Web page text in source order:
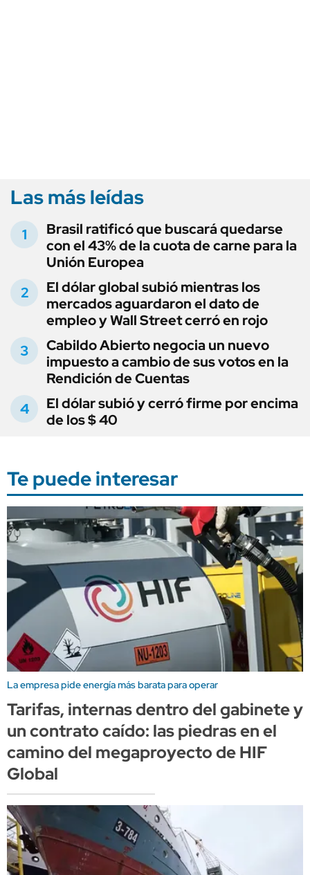
Las más leídas
Brasil ratificó que buscará quedarse
con el 43% de la cuota de carne para la
Unión Europea
El dólar global subió mientras los
mercados aguardaron el dato de
empleo y Wall Street cerró en rojo
Cabildo Abierto negocia un nuevo
impuesto a cambio de sus votos en la
Rendición de Cuentas
El dólar subió y cerró firme por encima
de los $ 40
Te puede interesar
La empresa pide energía más barata para operar
Tarifas, internas dentro del gabinete y
un contrato caído: las piedras en el
camino del megaproyecto de HIF
Global